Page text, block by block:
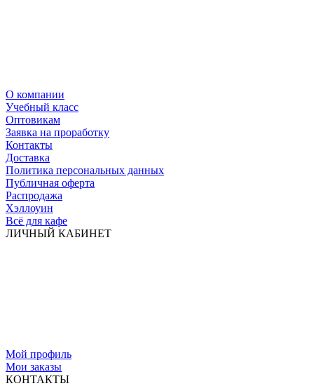
О компании
Учебный класс
Оптовикам
Заявка на проработку
Контакты
Доставка
Политика персональных данных
Публичная оферта
Распродажа
Хэллоуин
Всё для кафе
ЛИЧНЫЙ КАБИНЕТ
Мой профиль
Мои заказы
КОНТАКТЫ